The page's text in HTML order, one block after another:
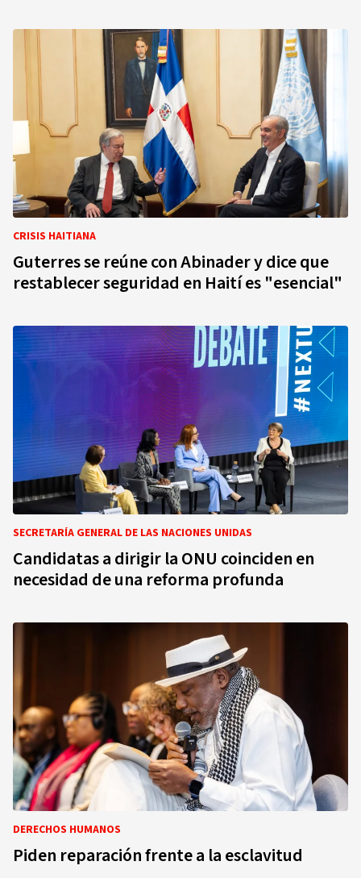
CRISIS HAITIANA
Guterres se reúne con Abinader y dice que
restablecer seguridad en Haití es "esencial"
SECRETARÍA GENERAL DE LAS NACIONES UNIDAS
Candidatas a dirigir la ONU coinciden en
necesidad de una reforma profunda
DERECHOS HUMANOS
Piden reparación frente a la esclavitud